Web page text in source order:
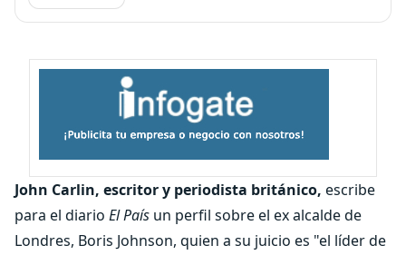
John Carlin, escritor y periodista británico, escribe
para el diario El País un perfil sobre el ex alcalde de
Londres, Boris Johnson, quien a su juicio es "el líder de